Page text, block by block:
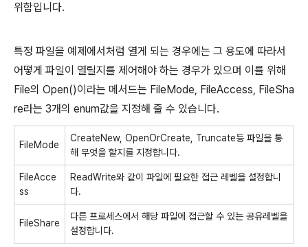
위함입니다.
특정 파일을 예제에서처럼 열게 되는 경우에는 그 용도에 따라서
어떻게 파일이 열릴지를 제어해야 하는 경우가 있으며 이를 위해
File의 Open()이라는 메서드는 FileMode, FileAccess, FileSha
re라는 3개의 enum값을 지정해 줄 수 있습니다.
FileMode
CreateNew, OpenOrCreate, Truncate등 파일을 통
해 무엇을 할지를 지정합니다.
FileAcce
ss
ReadWrite와 같이 파일에 필요한 접근 레벨을 설정합니
다.
FileShare
다른 프로세스에서 해당 파일에 접근할 수 있는 공유레벨을
설정합니다.